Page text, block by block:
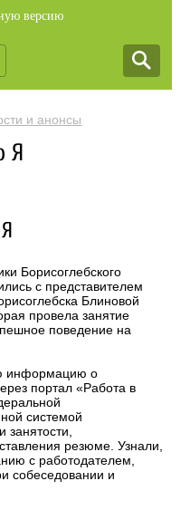
версию
и анонсы
Я
Борисоглебского
с представителем
Блиновой
провела занятие
поведение на
информацию о
портал «Работа в
системой
занятости,
резюме. Узнали,
с работодателем,
собеседовании и